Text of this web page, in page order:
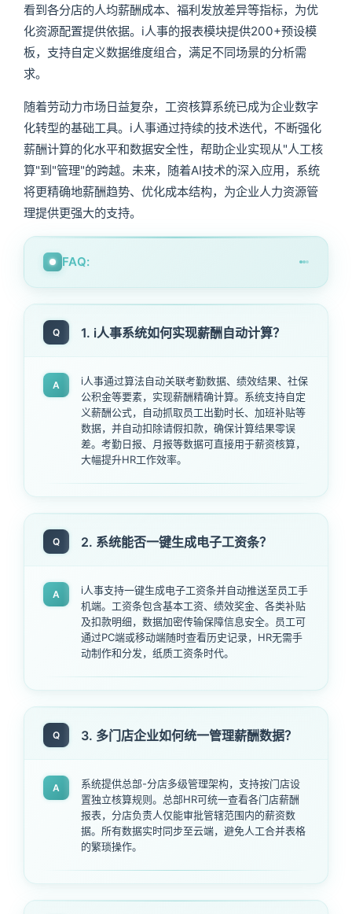
看到各分店的人均薪酬成本、福利发放差异等指标，为优
化资源配置提供依据。i人事的报表模块提供200+预设模
板，支持自定义数据维度组合，满足不同场景的分析需
求。
随着劳动力市场日益复杂，工资核算系统已成为企业数字
化转型的基础工具。i人事通过持续的技术迭代，不断强化
薪酬计算的化水平和数据安全性，帮助企业实现从"人工核
算"到"管理"的跨越。未来，随着AI技术的深入应用，系统
将更精确地薪酬趋势、优化成本结构，为企业人力资源管
理提供更强大的支持。
FAQ:
Q 1. i人事系统如何实现薪酬自动计算？
A
i人事通过算法自动关联考勤数据、绩效结果、社保
公积金等要素，实现薪酬精确计算。系统支持自定
义薪酬公式，自动抓取员工出勤时长、加班补贴等
数据，并自动扣除请假扣款，确保计算结果零误
差。考勤日报、月报等数据可直接用于薪资核算，
大幅提升HR工作效率。
Q 2. 系统能否一键生成电子工资条？
A
i人事支持一键生成电子工资条并自动推送至员工手
机端。工资条包含基本工资、绩效奖金、各类补贴
及扣款明细，数据加密传输保障信息安全。员工可
通过PC端或移动端随时查看历史记录，HR无需手
动制作和分发，纸质工资条时代。
Q 3. 多门店企业如何统一管理薪酬数据？
A
系统提供总部-分店多级管理架构，支持按门店设
置独立核算规则。总部HR可统一查看各门店薪酬
报表，分店负责人仅能审批管辖范围内的薪资数
据。所有数据实时同步至云端，避免人工合并表格
的繁琐操作。